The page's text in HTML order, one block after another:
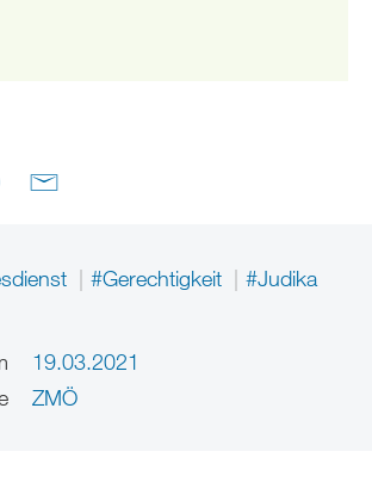
#Gerechtigkeit #Judika
19.03.2021
ZMÖ